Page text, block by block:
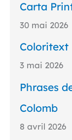
Carta
30 mai 2026
Coloritext
3 mai 2026
Phrases
Colomb
8 avril 2026